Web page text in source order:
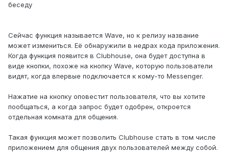
беседу
Сейчас функция называется Wave, но к релизу название
может измениться. Её обнаружили в недрах кода приложения.
Когда функция появится в Clubhouse, она будет доступна в
виде кнопки, похоже на кнопку Wave, которую пользователи
видят, когда впервые подключается к кому-то Messenger.
Нажатие на кнопку оповестит пользователя, что вы хотите
пообщаться, а когда запрос будет одобрен, откроется
отдельная комната для общения.
Такая функция может позволить Clubhouse стать в том числе
приложением для общения двух пользователей между собой.